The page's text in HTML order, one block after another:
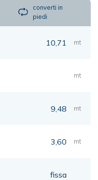
converti in
piedi
10,71 mt
mt
9,48 mt
3,60 mt
fissa